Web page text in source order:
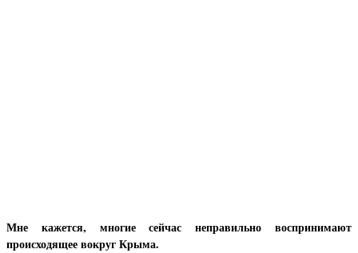
Мне кажется, многие сейчас неправильно воспринимают
происходящее вокруг Крыма.